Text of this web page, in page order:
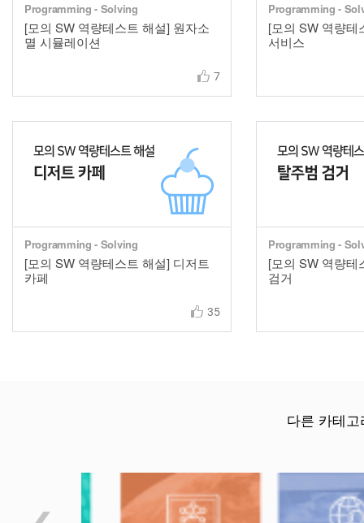
Programming - Solving
[모의 SW 역량테스트 해설] 원자소
멸 시뮬레이션
7
Programming -
[모의 SW 역량테
서비스
Programming - Solving
[모의 SW 역량테스트 해설] 디저트
카페
35
Programming -
[모의 SW 역량테
검거
다른 카테